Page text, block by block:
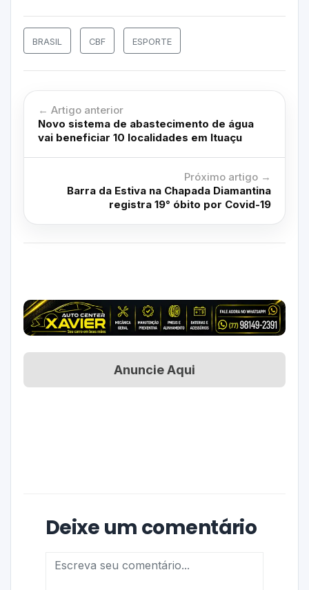
BRASIL CBF ESPORTE
← Artigo anterior
Novo sistema de abastecimento de água
vai beneficiar 10 localidades em Ituaçu
Próximo artigo →
Barra da Estiva na Chapada Diamantina
registra 19° óbito por Covid-19
Anuncie Aqui
Deixe um comentário